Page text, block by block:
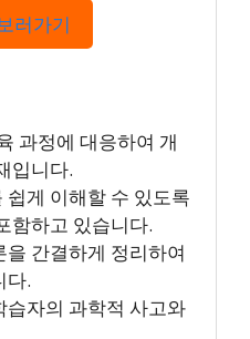
러가기
과정에 대응하여 개
입니다.
게 이해할 수 있도록
함하고 있습니다.
간결하게 정리하여
다.
습자의 과학적 사고와